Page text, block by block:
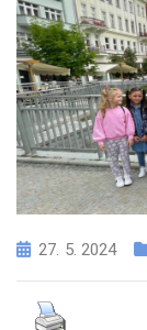
27. 5. 2024